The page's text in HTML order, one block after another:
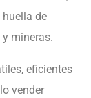
de
mineras.
eficientes
vender